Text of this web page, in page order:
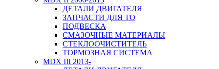
ДЕТАЛИ ДВИГАТЕЛЯ
ЗАПЧАСТИ ДЛЯ ТО
ПОДВЕСКА
СМАЗОЧНЫЕ МАТЕРИАЛЫ
СТЕКЛООЧИСТИТЕЛЬ
ТОРМОЗНАЯ СИСТЕМА
MDX III 2013-